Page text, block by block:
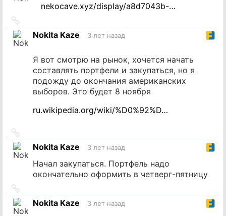
nekocave.xyz/display/a8d7043b-…
на
источник
Nokita Kaze 3 лет назад
Я вот смотрю на рынок, хочется начать
составлять портфели и закупаться, но я
подожду до окончания американских
выборов. Это будет 8 ноября
ru.wikipedia.org/wiki/%D0%92%D…
на
источник
Nokita Kaze 3 лет назад
Начал закупаться. Портфель надо
окончательно оформить в четверг-пятницу
на
источник
Nokita Kaze 3 лет назад